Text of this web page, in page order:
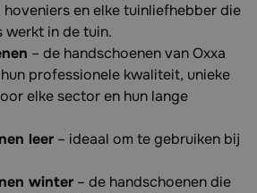
en elke tuinliefhebber die
werkt in de tuin.
– de handschoenen van Oxxa
professionele kwaliteit, unieke
elke sector en hun lange
leer – ideaal om te gebruiken bij
winter – de handschoenen die